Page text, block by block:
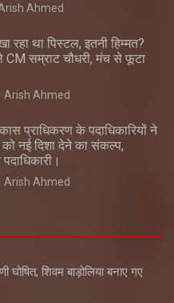
Ahmed
रहा था पिस्टल, इतनी हिम्मत?
CM सम्राट चौधरी, मंच से फूटा
Arish Ahmed
प्राधिकरण के पदाधिकारियों ने
को नई दिशा देने का संकल्प,
Arish Ahmed
घोषित, शिवम बाड़ोलिया बनाए गए